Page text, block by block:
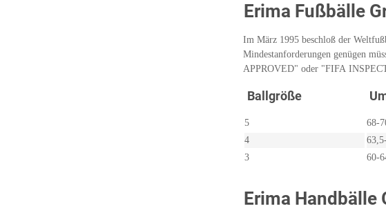
Erima Fußbälle
Im März 1995 beschloß der
Mindestanforderungen genügen
APPROVED" oder "FIFA
Ballgröße
5 68-
4
3
60-
Erima Handbälle